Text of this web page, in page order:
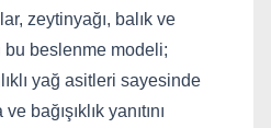
zeytinyağı, balık ve
beslenme modeli;
yağ asitleri sayesinde
bağışıklık yanıtını